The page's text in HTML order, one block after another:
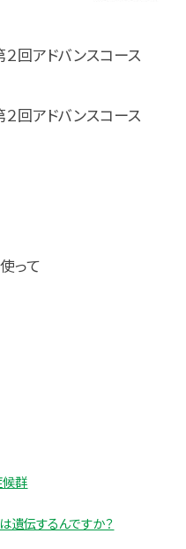
回アドバンスコース
回アドバンスコース
って
群
遺伝するんですか？